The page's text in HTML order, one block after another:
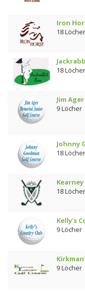
Iron
18 Löcher
18 Löcher
Jim
9 Löcher
Johnny
18 Löcher
18 Löcher
Kelly's
9 Löcher
9 Löcher